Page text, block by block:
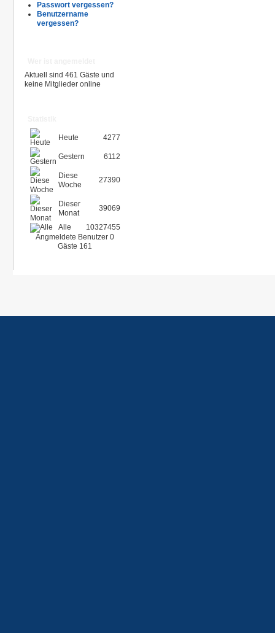
Passwort vergessen?
Benutzername
vergessen?
Aktuell sind 461 Gäste und
keine Mitglieder online
Heute 4277
Gestern 6112
Diese
Woche
27390
Dieser
Monat
39069
Alle
10327455
Angmeldete Benutzer 0
Gäste 161